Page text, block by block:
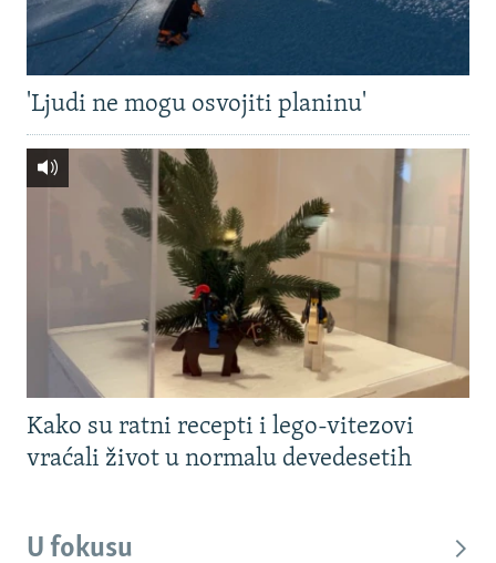
'Ljudi ne mogu osvojiti planinu'
Kako su ratni recepti i lego-vitezovi
vraćali život u normalu devedesetih
U fokusu